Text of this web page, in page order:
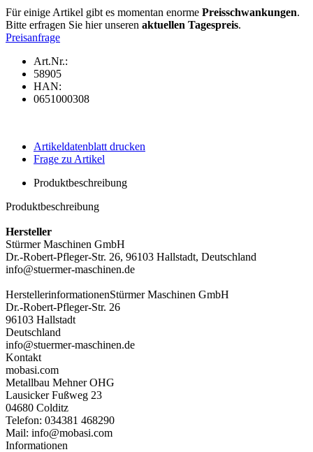
Für einige Artikel gibt es momentan enorme Preisschwankungen.
Bitte erfragen Sie hier unseren aktuellen Tagespreis.
Preisanfrage
Art.Nr.:
58905
HAN:
0651000308
Artikeldatenblatt drucken
Frage zu Artikel
Produktbeschreibung
Produktbeschreibung
Hersteller
Stürmer Maschinen GmbH
Dr.-Robert-Pfleger-Str. 26, 96103 Hallstadt, Deutschland
info@stuermer-maschinen.de
HerstellerinformationenStürmer Maschinen GmbH
Dr.-Robert-Pfleger-Str. 26
96103 Hallstadt
Deutschland
info@stuermer-maschinen.de
Kontakt
mobasi.com
Metallbau Mehner OHG
Lausicker Fußweg 23
04680 Colditz
Telefon: 034381 468290
Mail: info@mobasi.com
Informationen